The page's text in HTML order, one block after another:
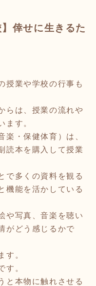
倖せに生きるた
授業や学校の行事も
らは、授業の流れや
ます。
楽・保健体育）は、
読本を購入して授業
で多くの資料を観る
機能を活かしている
や写真、音楽を聴い
がどう感じるかで
す。
す。
と本物に触れさせる